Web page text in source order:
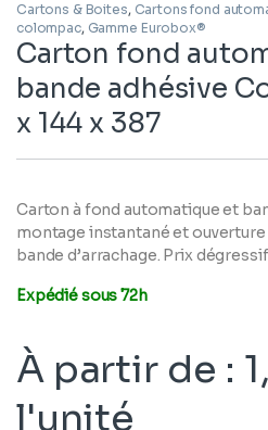
Cartons & Boites, Cartons fond
colompac, Gamme Eurobox®
Carton fond
bande adhésive
x 144 x 387
Carton à fond automatique et
montage instantané et
bande d’arrachage. Prix
Expédié sous 72h
À partir de :
l'unité